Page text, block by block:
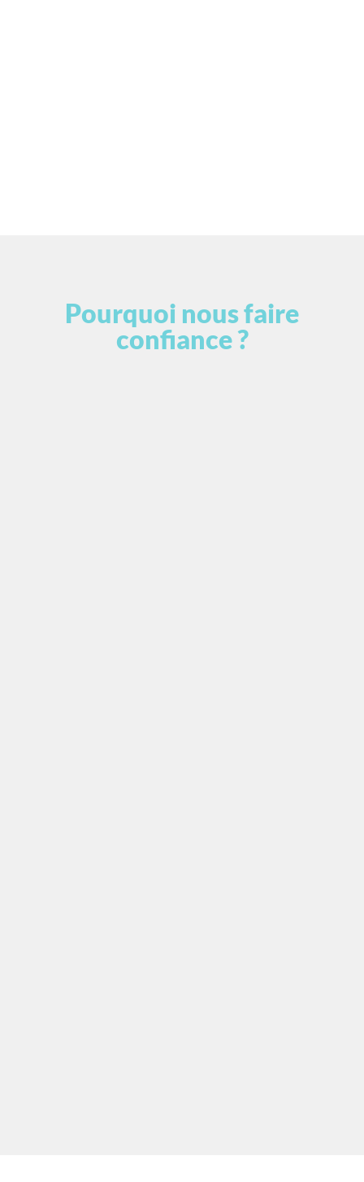
Pourquoi nous faire
confiance ?